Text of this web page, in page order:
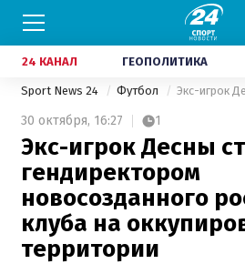
24 КАНАЛ ГЕОПОЛИТИКА
Sport News 24 Футбол
30 октября, 16:27 1
Экс-игрок Десны
гендиректором
новосозданного
клуба на
территории